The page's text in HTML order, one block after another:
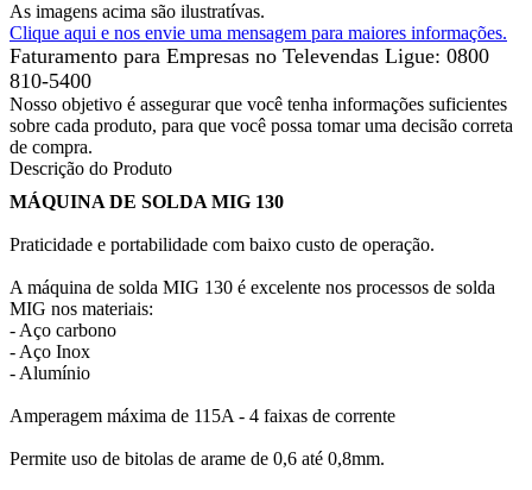
As imagens acima são ilustratívas.
Clique aqui e nos envie uma mensagem para maiores informações.
Faturamento para Empresas no Televendas Ligue: 0800
810-5400
Nosso objetivo é assegurar que você tenha informações suficientes
sobre cada produto, para que você possa tomar uma decisão correta
de compra.
Descrição do Produto
MÁQUINA DE SOLDA MIG 130
Praticidade e portabilidade com baixo custo de operação.
A máquina de solda MIG 130 é excelente nos processos de solda
MIG nos materiais:
- Aço carbono
- Aço Inox
- Alumínio
Amperagem máxima de 115A - 4 faixas de corrente
Permite uso de bitolas de arame de 0,6 até 0,8mm.